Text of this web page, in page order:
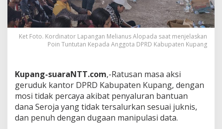
Ket Foto. Kordinator Lapangan Melianus Alopada saat menjelaskan
Poin Tuntutan Kepada Anggota DPRD Kabupaten Kupang
Kupang-suaraNTT.com,-Ratusan masa aksi
geruduk kantor DPRD Kabupaten Kupang, dengan
mosi tidak percaya akibat penyaluran bantuan
dana Seroja yang tidak tersalurkan sesuai juknis,
dan penuh dengan dugaan manipulasi data.